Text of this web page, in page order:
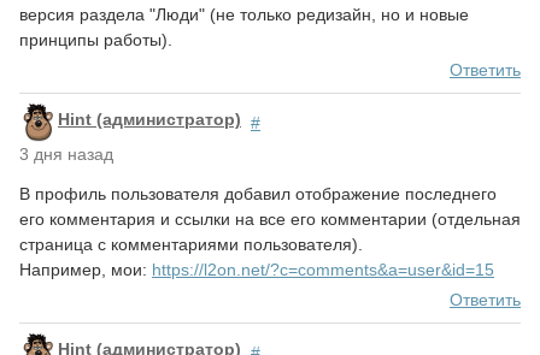
версия раздела "Люди" (не только редизайн, но и новые
принципы работы).
Ответить
Hint (администратор) #
3 дня назад
В профиль пользователя добавил отображение последнего
его комментария и ссылки на все его комментарии (отдельная
страница с комментариями пользователя).
Например, мои: https://l2on.net/?c=comments&a=user&id=15
Ответить
Hint (администратор)